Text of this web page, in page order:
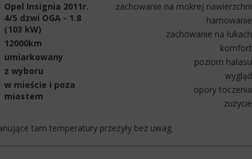
Opel Insignia 2011r.
4/5 dzwi OGA - 1.8
(103 kW)
12000km
umiarkowany
z wyboru
w mieście i poza
miastem
zachowanie na mokrej nawierzchni
hamowanie
zachowanie na łukach
komfort
poziom hałasu
wygląd
opory toczenia
zużycie
tam temperatury przeżyły bez uwag.